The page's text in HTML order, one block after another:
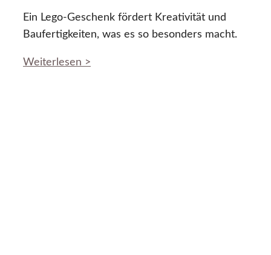
Ein Lego-Geschenk fördert Kreativität und
Baufertigkeiten, was es so besonders macht.
Weiterlesen >